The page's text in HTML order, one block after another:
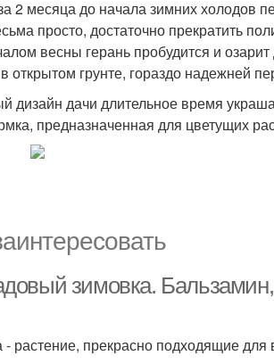
2 месяца до начала зимних холодов
просто, достаточно прекратить
весны герань пробудится и
открытом грунте, гораздо надежней
дачи длительное время
предназначенная для цветущих
зимовка.
растение, прекрасно подходящие